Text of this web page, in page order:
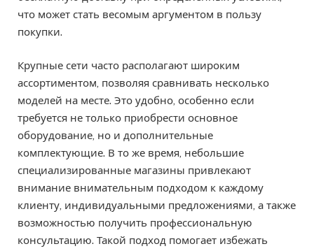
что может стать весомым аргументом в пользу
покупки.
Крупные сети часто располагают широким
ассортиментом, позволяя сравнивать несколько
моделей на месте. Это удобно, особенно если
требуется не только приобрести основное
оборудование, но и дополнительные
комплектующие. В то же время, небольшие
специализированные магазины привлекают
внимание внимательным подходом к каждому
клиенту, индивидуальными предложениями, а также
возможностью получить профессиональную
консультацию. Такой подход помогает избежать